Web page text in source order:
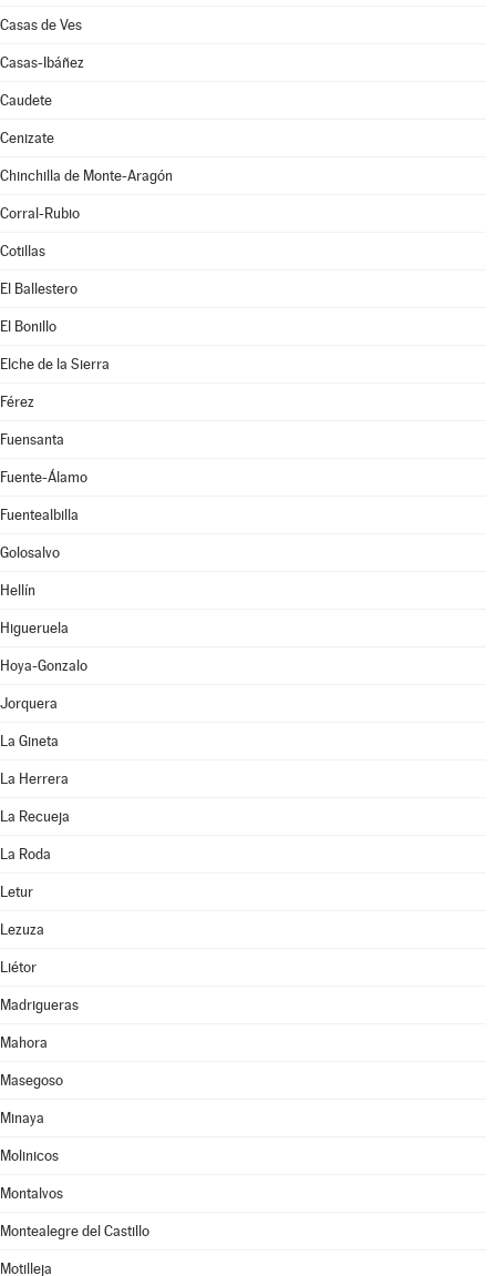
Casas de Ves
Casas-Ibáñez
Caudete
Cenizate
Chinchilla de Monte-Aragón
Corral-Rubio
Cotillas
El Ballestero
El Bonillo
Elche de la Sierra
Férez
Fuensanta
Fuente-Álamo
Fuentealbilla
Golosalvo
Hellín
Higueruela
Hoya-Gonzalo
Jorquera
La Gineta
La Herrera
La Recueja
La Roda
Letur
Lezuza
Liétor
Madrigueras
Mahora
Masegoso
Minaya
Molinicos
Montalvos
Montealegre del Castillo
Motilleja